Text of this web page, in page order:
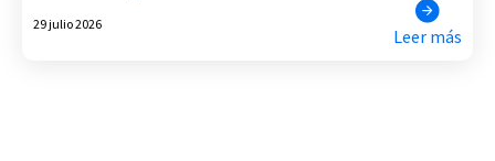
29 julio 2026
Leer más